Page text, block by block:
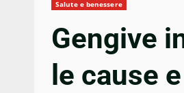
Salute e benessere
Gengive
le cause